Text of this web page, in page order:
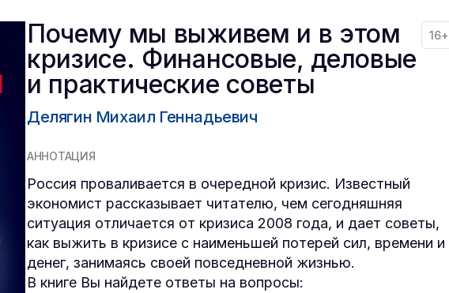
Почему мы выживем и в этом
кризисе. Финансовые, деловые
и практические советы
16+
Делягин Михаил Геннадьевич
АННОТАЦИЯ
Россия проваливается в очередной кризис. Известный
экономист рассказывает читателю, чем сегодняшняя
ситуация отличается от кризиса 2008 года, и дает советы,
как выжить в кризисе с наименьшей потерей сил, времени и
денег, занимаясь своей повседневной жизнью.
В книге Вы найдете ответы на вопросы: